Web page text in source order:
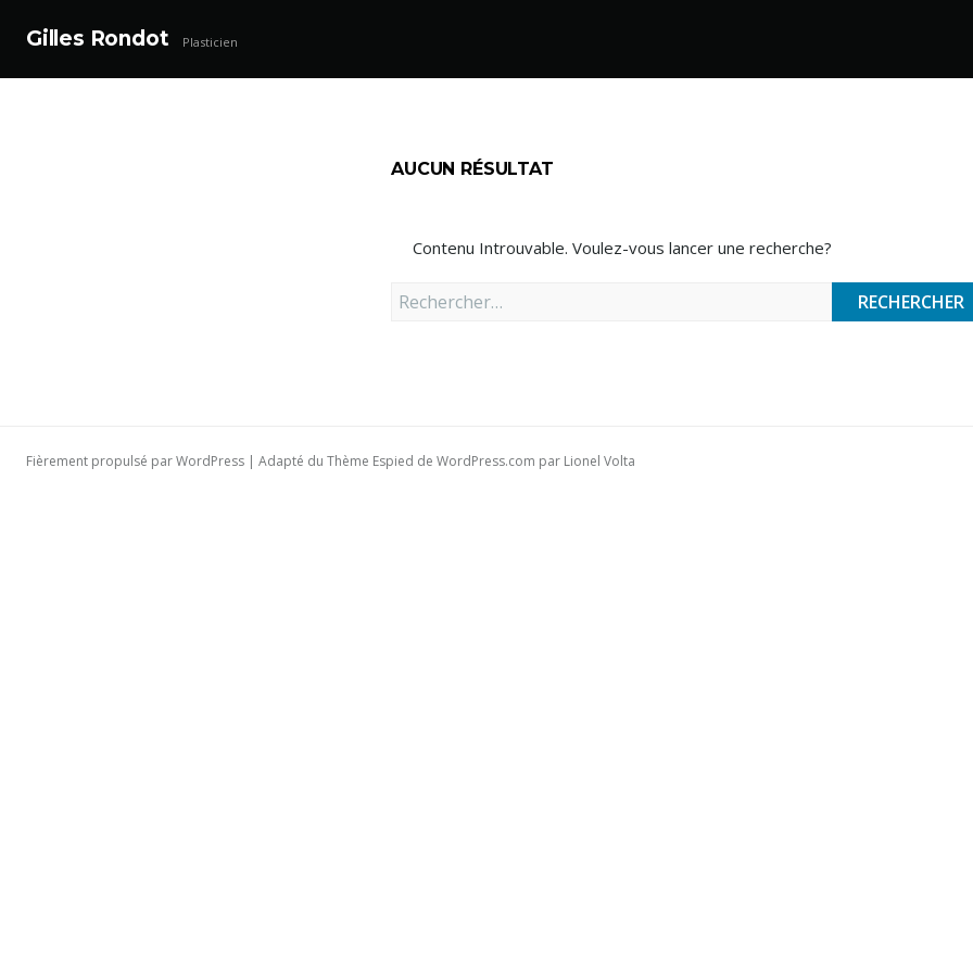
Gilles Rondot Plasticien
AUCUN RÉSULTAT
Contenu Introuvable. Voulez-vous lancer une recherche?
Rechercher :
Fièrement propulsé par WordPress | Adapté du Thème Espied de WordPress.com par Lionel Volta